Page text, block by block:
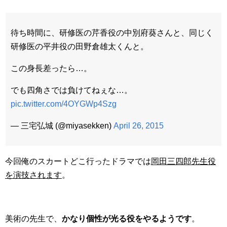
待ち時間に、研修医の芹香役の中別府葵さんと、同じく
研修医の平井役の田野倉雄太くんと。
この身長差ったら…。
でも四角さでは負けてねぇな…。
pic.twitter.com/4OYGWp4Szg
— 三宅弘城 (@miyasekken) April 26, 2015
今回俺のスカートどこ行ったドラマでは岡田三四郎先生役
を演技されます。
美術の先生で、 かなり個性が光る役をやるようです。